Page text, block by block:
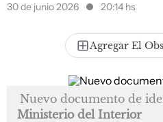
30 de junio 2026 20:14 hs
Agregar El
Nuevo documento de
Ministerio del Interior